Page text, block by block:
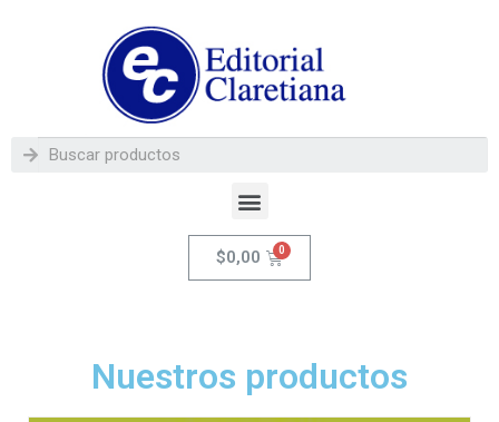
$0,00
Nuestros productos